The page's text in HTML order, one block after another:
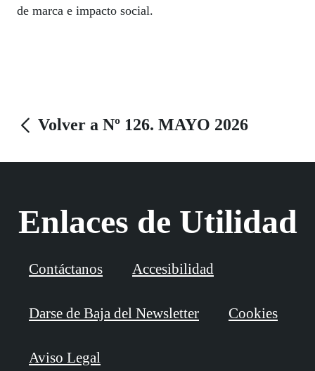
de marca e impacto social.
Volver a Nº 126. MAYO 2026
Enlaces de Utilidad
Contáctanos Accesibilidad
Darse de Baja del Newsletter Cookies
Aviso Legal